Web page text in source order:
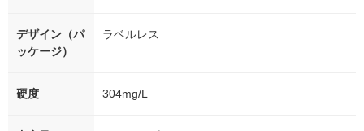
デザイン（パ
ッケージ）
ラベルレス
硬度 304mg/L